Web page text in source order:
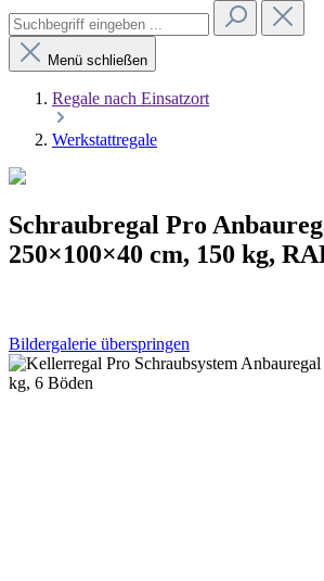
Menü schließen
Regale nach Einsatzort
Werkstattregale
Schraubregal Pro
250×100×40 cm, 150 kg,
Bildergalerie überspringen